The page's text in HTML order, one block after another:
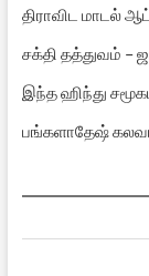
திராவிட மாடல்
சக்தி தத்துவம் –
இந்த ஹிந்து
பங்களாதேஷ்